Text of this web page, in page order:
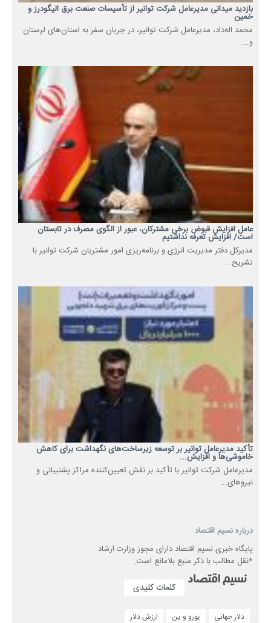
بازدید میدانی مدیرعامل شرکت توانیر از تأسیسات صنعت برق الیگودرز و
خمین
محمد اله‌داد، مدیرعامل شرکت توانیر، در جریان سفر به استان‌های لرستان
و...
عامل افزایش قبوض برخی مشترکان، عبور از الگوی مصرف در تابستان
است/ افزایش تعرفه نداشتیم
مدیرکل دفتر مدیریت انرژی و برنامه‌ریزی امور مشتریان شرکت توانیر با
تشریح...
تأکید مدیرعامل توانیر بر توسعه زیرساخت‌های نگهداشت برای کاهش
خاموشی‌ها و افزایش...
مدیرعامل شرکت توانیر با تأکید بر نقش تعیین‌کننده مراکز پشتیبانی و
نیروهای...
درباره نسیم اقتصاد
پایگاه خبری نسیم اقتصاد دارای مجوز وزارت ارشاد
*نقل مطالب با ذکر منبع بلامانع است.
کلمات کلیدی
دلار جهانی یورو و ین ارزش دلار